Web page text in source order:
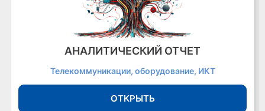
АНАЛИТИЧЕСКИЙ ОТЧЕТ
Телекоммуникации, оборудование, ИКТ
ОТКРЫТЬ